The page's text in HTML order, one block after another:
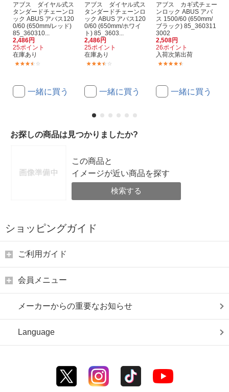
アブス ダイヤル式ス
タンダードチェーンロ
ック ABUS アバス120
0/60 (650mm/レッド)
85_360310...
2,486円
25ポイント
在庫あり
一緒に買う
アブス ダイヤル式ス
タンダードチェーンロ
ック ABUS アバス120
0/60 (650mm/ホワイ
ト) 85_3603...
2,486円
25ポイント
在庫あり
一緒に買う
アブス カギ式チェー
ンロック ABUS アバ
ス 1500/60 (650mm/
ブラック) 85_360311
3002
2,508円
26ポイント
入荷次第出荷
一緒に買う
お探しの商品は見つかりましたか?
この商品と
イメージが近い商品を探す
検索する
ショッピングガイド
ご利用ガイド
会員メニュー
メーカーからの重要なお知らせ
Language